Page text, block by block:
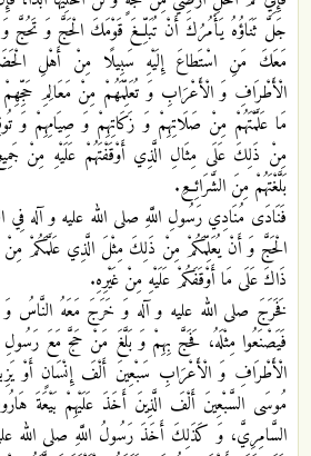
جَلَّ ثَنَاؤُهُ يَأْمُرُكَ أَنْ تُبَلِّغَ قَوْمَكَ الْحَجَّ وَ تَحُجَّ
مَعَكَ‏ مَنِ اسْتَطاعَ إِلَيْهِ سَبِيلًا مِنْ أَهْلِ
الْأَطْرَافِ وَ الْأَعْرَابِ وَ تُعَلِّمَهُمْ مِنْ مَعَالِمِ
مَا عَلَّمْتَهُمْ مِنْ صَلَاتِهِمْ وَ زَكَاتِهِمْ وَ صِيَامِهِمْ وَ
مِنْ ذَلِكَ عَلَى مِثَالِ الَّذِي أَوْقَفْتَهُمْ عَلَيْهِ مِنْ
بَلَّغْتَهُمْ مِنَ الشَّرَائِعِ.
فَنَادَى مُنَادِي رَسُولِ اللَّهِ صلى الله عليه و آله فِي
الْحَجَّ وَ أَنْ يُعَلِّمَكُمْ مِنْ ذَلِكَ مِثْلَ الَّذِي عَلَّمَكُمْ
ذَاكَ عَلَى مَا أَوْقَفَكُمْ عَلَيْهِ مِنْ غَيْرِهِ.
فَخَرَجَ صلى الله عليه و آله وَ خَرَجَ مَعَهُ النَّاسُ وَ
فَيَصْنَعُوا مِثْلَهُ، فَحَجَّ بِهِمْ وَ بَلَّغَ مَنْ حَجَّ مَعَ رَسُولِ
الْأَطْرَافِ وَ الْأَعْرَابِ سَبْعِينَ أَلْفَ إِنْسَانٍ أَوْ
مُوسَى السَّبْعِينَ أَلْفَ الَّذِينَ أَخَذَ عَلَيْهِمْ بَيْعَةَ
السَّامِرِيَّ، وَ كَذَلِكَ أَخَذَ رَسُولُ اللَّهِ صلى الله عليه